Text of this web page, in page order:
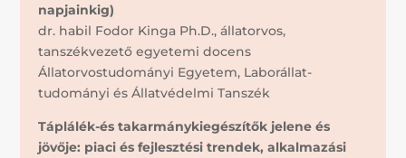
napjainkig)
dr. habil Fodor Kinga Ph.D., állatorvos,
tanszékvezető egyetemi docens
Állatorvostudományi Egyetem, Laborállat-
tudományi és Állatvédelmi Tanszék
Táplálék-és takarmánykiegészítők jelene és
jövője: piaci és fejlesztési trendek, alkalmazási